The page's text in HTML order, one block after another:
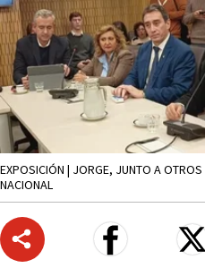
EXPOSICIÓN | JORGE, JUNTO A OTROS
NACIONAL